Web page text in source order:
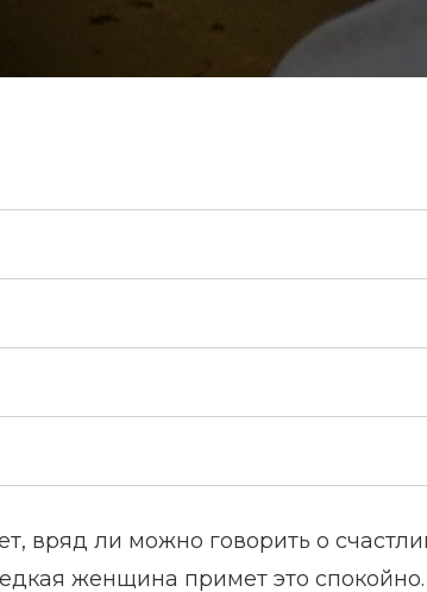
вряд ли можно говорить о
женщина примет это спокойно.